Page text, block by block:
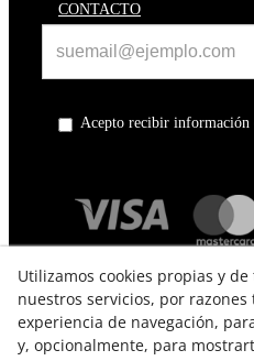
CONTACTO
Acepto recibir información
Utilizamos cookies propias y
nuestros servicios, por
experiencia de navegación,
y, opcionalmente, para